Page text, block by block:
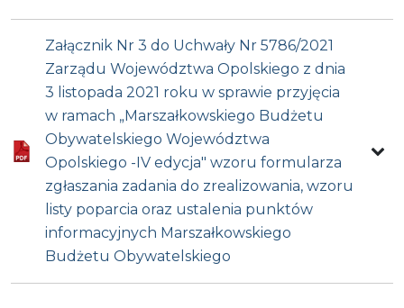
Załącznik Nr 3 do Uchwały Nr 5786/2021
Zarządu Województwa Opolskiego z dnia
3 listopada 2021 roku w sprawie przyjęcia
w ramach „Marszałkowskiego Budżetu
Obywatelskiego Województwa
Opolskiego -IV edycja" wzoru formularza
zgłaszania zadania do zrealizowania, wzoru
listy poparcia oraz ustalenia punktów
informacyjnych Marszałkowskiego
Budżetu Obywatelskiego